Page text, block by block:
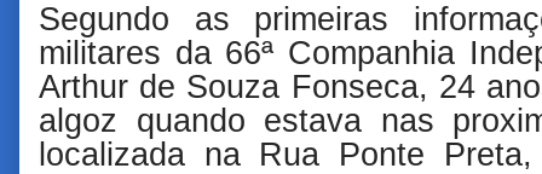
Segundo as primeiras
militares da 66ª Companhia
Arthur de Souza Fonseca, 24
algoz quando estava nas
localizada na Rua Ponte